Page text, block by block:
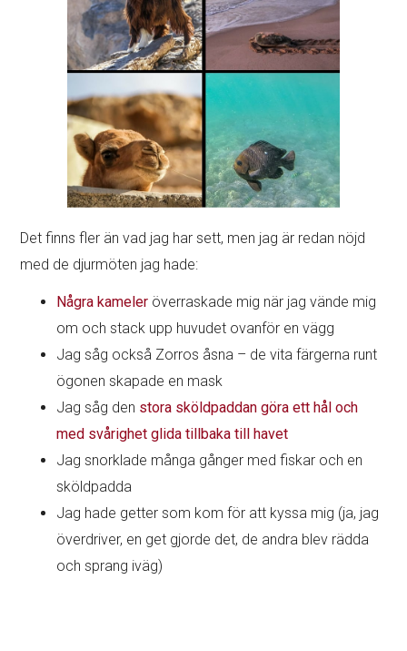
Det finns fler än vad jag har sett, men jag är redan nöjd
med de djurmöten jag hade:
Några kameler överraskade mig när jag vände mig
om och stack upp huvudet ovanför en vägg
Jag såg också Zorros åsna – de vita färgerna runt
ögonen skapade en mask
Jag såg den stora sköldpaddan göra ett hål och
med svårighet glida tillbaka till havet
Jag snorklade många gånger med fiskar och en
sköldpadda
Jag hade getter som kom för att kyssa mig (ja, jag
överdriver, en get gjorde det, de andra blev rädda
och sprang iväg)